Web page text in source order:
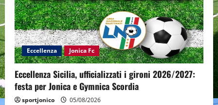
Eccellenza Jonica Fc
Eccellenza Sicilia, ufficializzati i gironi 2026/2027:
festa per Jonica e Gymnica Scordia
sportjonico 05/08/2026